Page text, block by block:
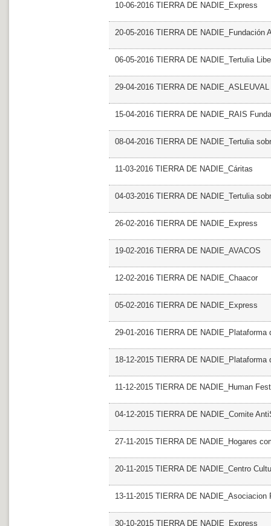
10-06-2016 TIERRA DE NADIE_Express
20-05-2016 TIERRA DE NADIE_Fundación
06-05-2016 TIERRA DE NADIE_Tertulia
29-04-2016 TIERRA DE NADIE_ASLEUVAL
15-04-2016 TIERRA DE NADIE_RAIS
08-04-2016 TIERRA DE NADIE_Tertulia
11-03-2016 TIERRA DE NADIE_Cáritas
04-03-2016 TIERRA DE NADIE_Tertulia
26-02-2016 TIERRA DE NADIE_Express
19-02-2016 TIERRA DE NADIE_AVACOS
12-02-2016 TIERRA DE NADIE_Chaacor
05-02-2016 TIERRA DE NADIE_Express
29-01-2016 TIERRA DE
18-12-2015 TIERRA DE
11-12-2015 TIERRA DE NADIE_Human Fest
04-12-2015 TIERRA DE NADIE_Comite
27-11-2015 TIERRA DE NADIE_Hogares
20-11-2015 TIERRA DE NADIE_Centro
13-11-2015 TIERRA DE NADIE_Asociacion
30-10-2015 TIERRA DE NADIE_Express